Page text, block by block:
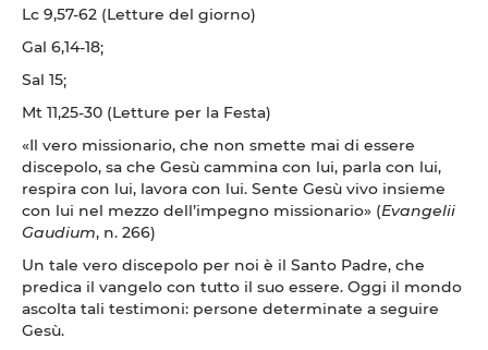
Lc 9,57-62 (Letture del giorno)
Gal 6,14-18;
Sal 15;
Mt 11,25-30 (Letture per la Festa)
«Il vero missionario, che non smette mai di essere
discepolo, sa che Gesù cammina con lui, parla con lui,
respira con lui, lavora con lui. Sente Gesù vivo insieme
con lui nel mezzo dell’impegno missionario» (Evangelii
Gaudium, n. 266)
Un tale vero discepolo per noi è il Santo Padre, che
predica il vangelo con tutto il suo essere. Oggi il mondo
ascolta tali testimoni: persone determinate a seguire
Gesù.